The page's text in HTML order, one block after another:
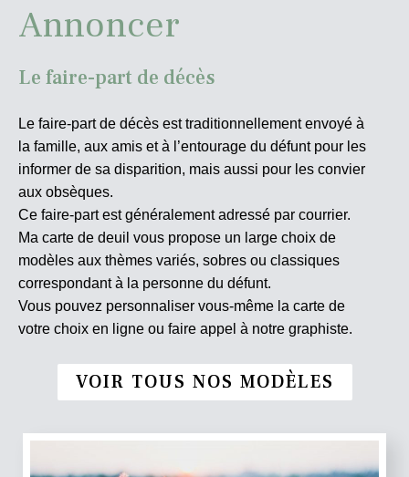
Annoncer
Le faire-part de décès
Le faire-part de décès est traditionnellement envoyé à
la famille, aux amis et à l’entourage du défunt pour les
informer de sa disparition, mais aussi pour les convier
aux obsèques.
Ce faire-part est généralement adressé par courrier.
Ma carte de deuil vous propose un large choix de
modèles aux thèmes variés, sobres ou classiques
correspondant à la personne du défunt.
Vous pouvez personnaliser vous-même la carte de
votre choix en ligne ou faire appel à notre graphiste.
VOIR TOUS NOS MODÈLES